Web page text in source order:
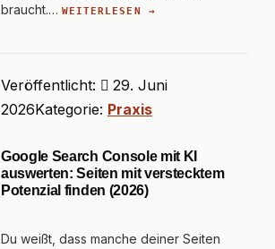
braucht.… WEITERLESEN →
Veröffentlicht:
29. Juni
2026Kategorie: Praxis
Google Search Console mit KI
auswerten: Seiten mit verstecktem
Potenzial finden (2026)
Du weißt, dass manche deiner Seiten